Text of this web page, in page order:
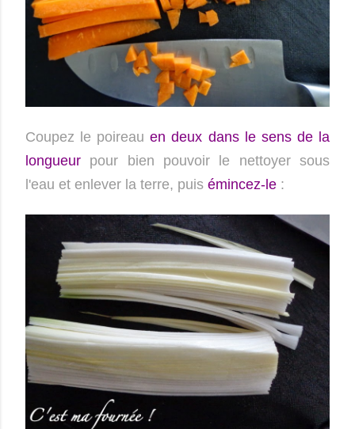
Coupez le poireauen deux dans le sens de la
longueur pour bien pouvoir le nettoyer sous
l'eau et enlever la terre, puis émincez-le :